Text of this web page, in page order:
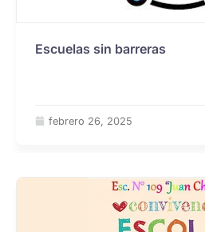
Escuelas sin barreras
febrero 26, 2025